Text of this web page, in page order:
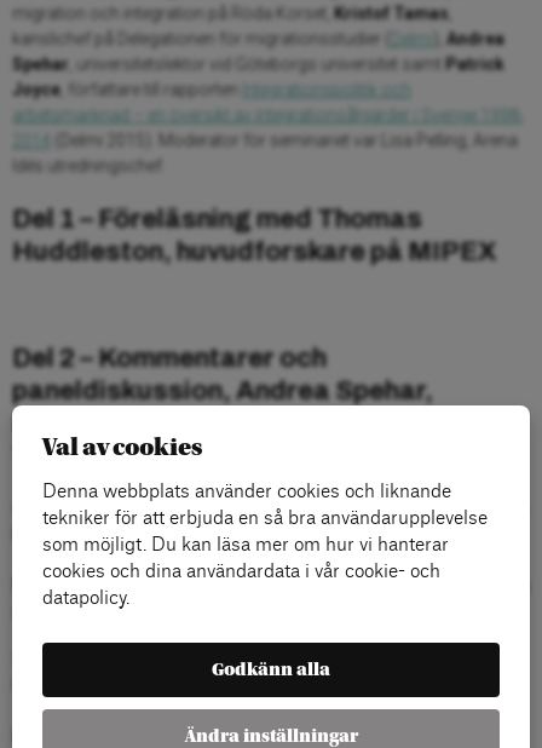
migration och integration på Röda Korset, Kristof Tamas
kanslichef på Delegationen för migrationsstudier (
Delmi
Andrea
Spehar , universitetslektor vid Göteborgs universitet samt
Patrick
Joyce , författare till rapporten
Integrationspolitik och
arbetsmarknad – en översikt av integrationsåtgärder i Sverige 1998-
(Delmi 2015). Moderator för seminariet var Lisa Pelling, Arena
Idés utredningschef.
Del 1 – Föreläsning med Thomas
Huddleston, huvudforskare på MIPEX
Del 2 – Kommentarer och
paneldiskussion, Andrea Spehar,
Patrick Joyce, Ida Holmgren och Kristof
Tamas
Se Thomas Huddlestons presentation om MIPEX ranking av Sverige
den 5 april 2016 ››
Se Thomas Huddlestons presentation om MIPEX ranking av EU-
MIPEX EU presentation av Huddleston i Stockholm den 5 april
Val av cookies
Denna webbplats använder cookies och liknande
tekniker för att erbjuda en så bra användarupplevelse
som möjligt. Du kan läsa mer om hur vi hanterar
cookies och dina användardata i vår cookie- och
datapolicy.
Godkänn alla
Ändra inställningar